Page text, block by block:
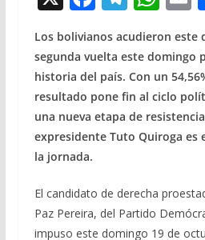
e
b
o
o
k
el
e
gr
a
m
at
s
A
p
p
l
Los bolivianos acudieron este
segunda vuelta este domingo
historia del país. Con un
resultado pone fin al ciclo
una nueva etapa de
expresidente Tuto Quiroga es
la jornada.
El candidato de derecha
Paz Pereira, del Partido
impuso este domingo 19 de